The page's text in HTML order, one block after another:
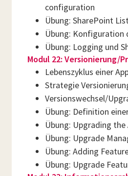
configuration
Übung: SharePoint
Übung: Konfiguration
Übung: Logging und
Modul 22: Versionierung/
Lebenszyklus einer
Strategie
Versionswechsel/
Übung: Definition
Übung: Upgrading the
Übung: Upgrade
Übung: Adding
Übung: Upgrade